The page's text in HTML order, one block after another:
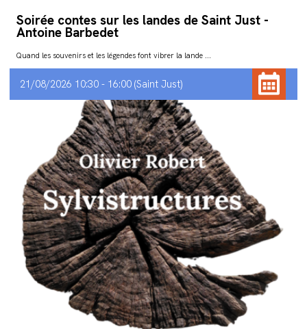
Soirée contes sur les landes de Saint Just -
Antoine Barbedet
Quand les souvenirs et les légendes font vibrer la lande ...
21/08/2026 10:30 - 16:00 Saint Just